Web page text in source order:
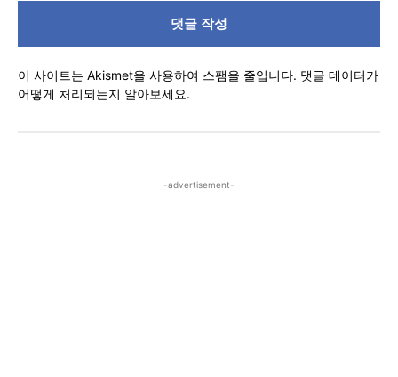
이 사이트는 Akismet을 사용하여 스팸을 줄입니다. 댓글 데이터가
어떻게 처리되는지 알아보세요.
-advertisement-